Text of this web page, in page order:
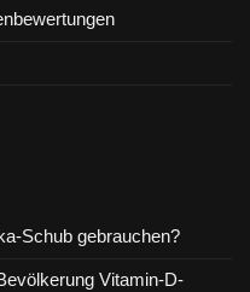
Schub gebrauchen?
Vitamin-D-